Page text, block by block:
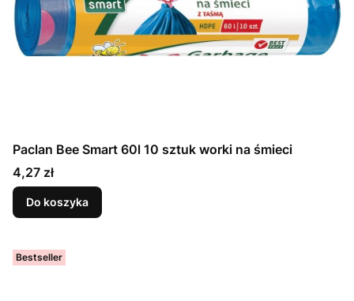
Paclan Bee Smart 60l 10 sztuk worki na śmieci
Cena
4,27 zł
Do koszyka
Bestseller